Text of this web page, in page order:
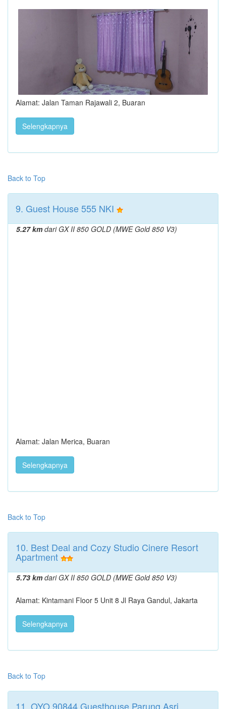
Alamat: Jalan Taman Rajawali 2, Buaran
Selengkapnya
Back to Top
9. Guest House 555 NKI
5.27 kmdari GX II 850 GOLD (MWE Gold 850 V3)
Alamat: Jalan Merica, Buaran
Selengkapnya
Back to Top
10. Best Deal and Cozy Studio Cinere Resort
Apartment
5.73 kmdari GX II 850 GOLD (MWE Gold 850 V3)
Alamat: Kintamani Floor 5 Unit 8 Jl Raya Gandul, Jakarta
Selengkapnya
Back to Top
11. OYO 90844 Guesthouse Parung Asri